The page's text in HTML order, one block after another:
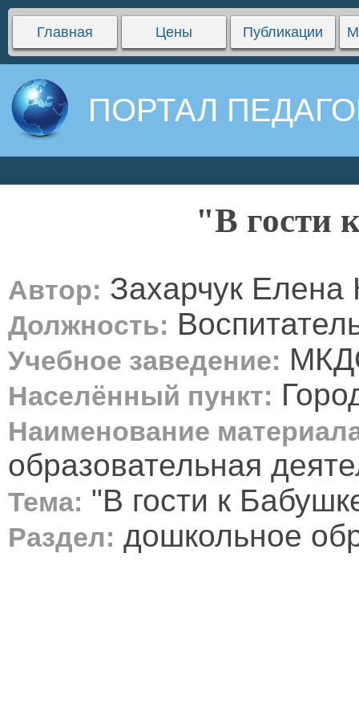
Главная Цены Публикации
ПОРТАЛ
"В гости
Автор: Захарчук Елена
Должность:
Учебное заведение:
Населённый пункт:
Наименование
образовательная
Тема: "В гости к
Раздел: дошкольное